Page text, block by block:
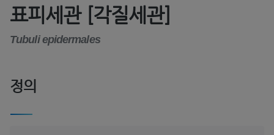
표피세관 [각질세관]
Tubuli epidermales
정의